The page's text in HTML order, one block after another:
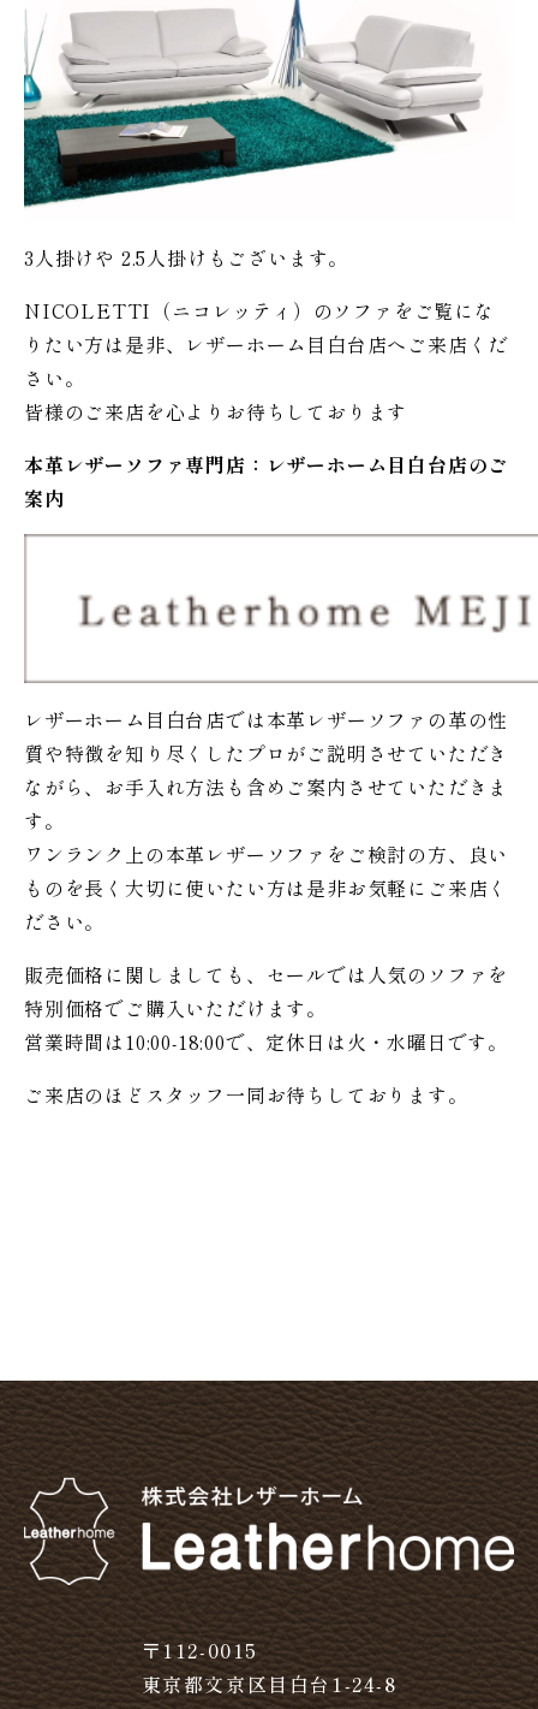
3人掛けや 2.5人掛けもございます。
NICOLETTI（ニコレッティ）のソファをご覧にな
りたい方は是非、レザーホーム目白台店へご来店くだ
さい。
皆様のご来店を心よりお待ちしております
本革レザーソファ専門店：レザーホーム 目白台店のご
案内
レザーホーム目白台店では本革レザーソファの革の性
質や特徴を知り尽くしたプロがご説明させていただき
ながら、お手入れ方法も含めご案内させていただきま
す。
ワンランク上の本革レザーソファをご検討の方、良い
ものを長く大切に使いたい方は是非お気軽にご来店く
ださい。
販売価格に関しましても、セールでは人気のソファを
特別価格でご購入いただけます。
営業時間は10:00-18:00で、定休日は火・水曜日です。
ご来店のほどスタッフ一同お待ちしております。
〒112-0015
東京都文京区目白台1-24-8